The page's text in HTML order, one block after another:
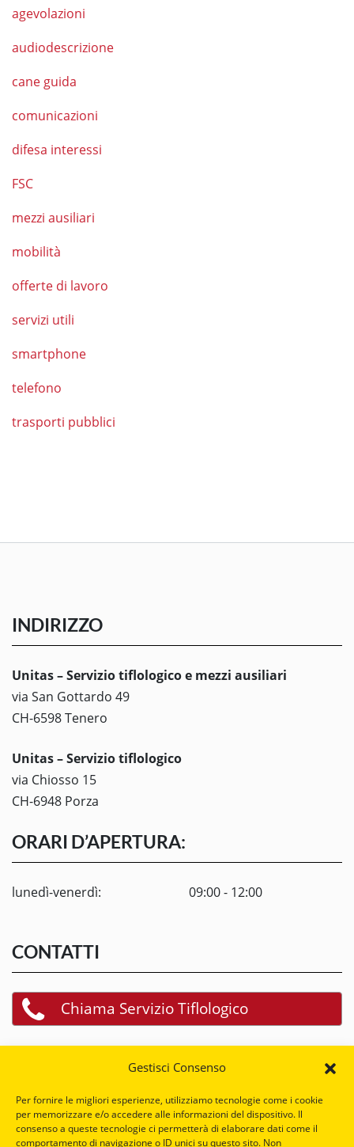
Gestisci Consenso
Per fornire le migliori esperienze, utilizziamo tecnologie come i cookie
per memorizzare e/o accedere alle informazioni del dispositivo. Il
consenso a queste tecnologie ci permetterà di elaborare dati come il
comportamento di navigazione o ID unici su questo sito. Non
agevolazioni
audiodescrizione
cane guida
comunicazioni
difesa interessi
FSC
mezzi ausiliari
mobilità
offerte di lavoro
servizi utili
smartphone
telefono
trasporti pubblici
INDIRIZZO
Unitas – Servizio tiflologico e mezzi ausiliari
via San Gottardo 49
CH-6598 Tenero
Unitas – Servizio tiflologico
via Chiosso 15
CH-6948 Porza
ORARI D’APERTURA:
lunedì-venerdì: 09:00 - 12:00
CONTATTI
Chiama Servizio Tiflologico
Scrivi a Servizio Tiflologico
Scrivi a Mezzi Ausiliari